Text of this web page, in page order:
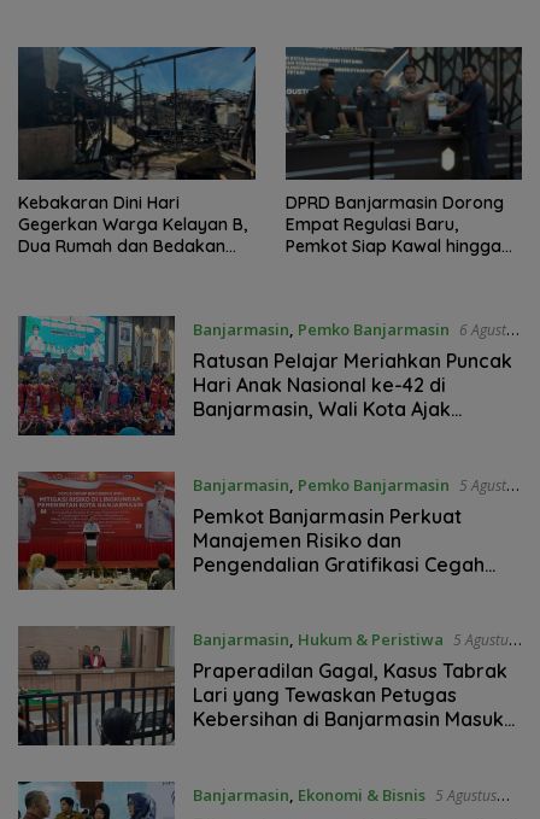
Kebakaran Dini Hari
Gegerkan Warga Kelayan B,
Dua Rumah dan Bedakan
DPRD Banjarmasin Dorong
Empat Regulasi Baru,
Pemkot Siap Kawal hingga
Banjarmasin, Pemko Banjarmasin 6 Agustus
2026
Ratusan Pelajar Meriahkan Puncak
Hari Anak Nasional ke-42 di
Banjarmasin, Wali Kota Ajak
Banjarmasin, Pemko Banjarmasin 5 Agustus
2026
Pemkot Banjarmasin Perkuat
Manajemen Risiko dan
Pengendalian Gratifikasi Cegah
Banjarmasin, Hukum & Peristiwa 5 Agustus
2026
Praperadilan Gagal, Kasus Tabrak
Lari yang Tewaskan Petugas
Kebersihan di Banjarmasin Masuk
Banjarmasin, Ekonomi & Bisnis 5 Agustus